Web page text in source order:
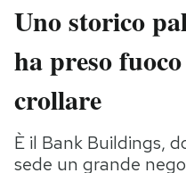
Italia
Politica
Tecnologia
Scienza
Uno storico
ha preso
crollare
È il Bank Buildings,
sede un grande